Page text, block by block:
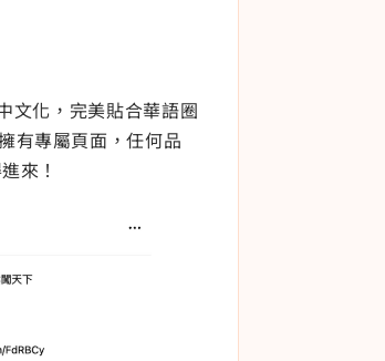
文化，完美貼合華語圈
有專屬頁面，任何品
來！